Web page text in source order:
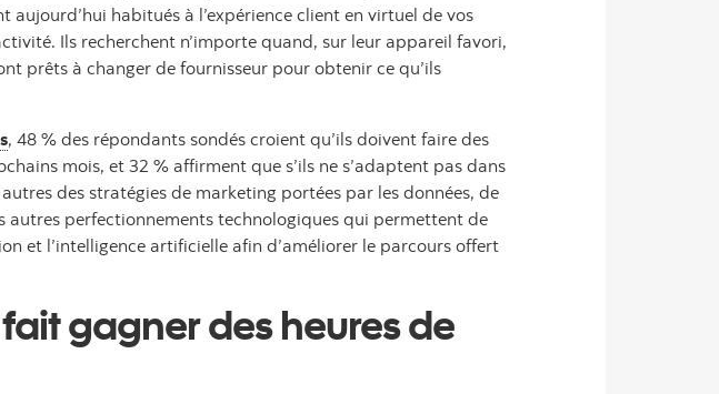
aujourd’hui habitués à l’expérience client en virtuel de vos
Ils recherchent n’importe quand, sur leur appareil favori,
prêts à changer de fournisseur pour obtenir ce qu’ils
, 48 % des répondants sondés croient qu’ils doivent faire des
mois, et 32 % affirment que s’ils ne s’adaptent pas dans
des stratégies de marketing portées par les données, de
autres perfectionnements technologiques qui permettent de
et l’intelligence artificielle afin d’améliorer le parcours offert
gagner des heures de